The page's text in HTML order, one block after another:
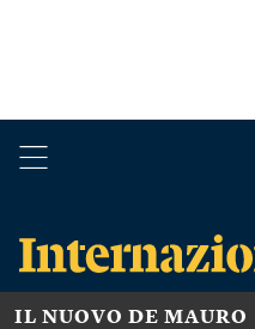
IL NUOVO DE MAURO